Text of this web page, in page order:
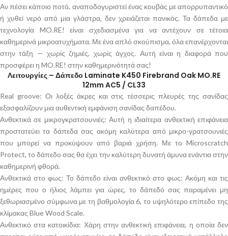
Αν πέσει κάποιο ποτό, αναποδογυριστεί ένας κουβάς με απορρυπαντικό
ή χυθεί νερό από μια γλάστρα, δεν χρειάζεται πανικός. Τα δάπεδα με
τεχνολογία MO.RE! είναι σχεδιασμένα για να αντέχουν σε τέτοια
καθημερινά μικροατυχήματα. Με ένα απλό σκούπισμα, όλα επανέρχονται
στην τάξη — χωρίς ζημιές, χωρίς άγχος. Αυτή είναι η διαφορά που
προσφέρει η MO.RE! στην καθημερινότητά σας!
Λειτουργίες – Δάπεδο Laminate K450 Firebrand Oak MO.RE
12mm AC5 / CL33
Real groove: Οι λοξές άκρες και στις τέσσερις πλευρές της σανίδας
εξασφαλίζουν μια αυθεντική εμφάνιση σανίδας δαπέδου.
Ανθεκτικά σε μικρογκρατσουνιές: Αυτή η ιδιαίτερα ανθεκτική επιφάνεια
προστατεύει τα δάπεδα σας ακόμη καλύτερα από μικρο-γρατσουνιές
που μπορεί να προκύψουν από βαριά χρήση. Με το Microscratch
Protect, το δάπεδο σας θα έχει την καλύτερη δυνατή άμυνα ενάντια στην
καθημερινή φθορά.
Ανθεκτικά στο φως: Το δάπεδο είναι ανθεκτικό στο φως: Ακόμη και τις
ημέρες που ο ήλιος λάμπει για ώρες, το δάπεδό σας παραμένει μη
ξεθωριασμένο σύμφωνα με τη βαθμολογία 6, το υψηλότερο επίπεδο της
κλίμακας Blue Wood Scale.
Ανθεκτικό στα κατοικίδια: Χάρη στην ανθεκτική επιφάνεια, η οποία δεν